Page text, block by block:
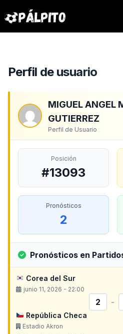
Perfil de usuario
MIGUEL ANGEL
GUTIERREZ
Perfil de Usuario
Posición
#13093
Pronósticos
2
Pronósticos en
Corea del Sur
junio 11, 2026 - 22:00
2 -
República Checa
Estadio Akron